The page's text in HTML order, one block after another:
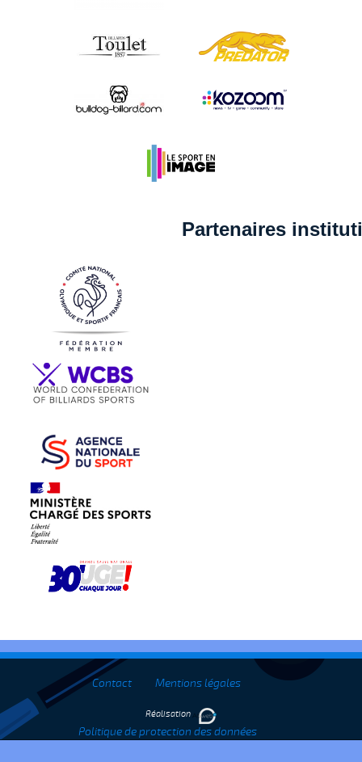
Partenaires
Contact Mentions légales
Politique de protection des données
Réalisation